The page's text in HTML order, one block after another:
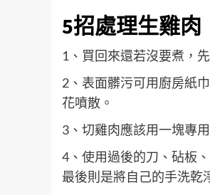
5招處理生雞肉
1、買回來還若沒要煮，
2、表面髒污可用廚房紙
花噴散。
3、切雞肉應該用一塊專
4、使用過後的刀、砧板
最後則是將自己的手洗乾